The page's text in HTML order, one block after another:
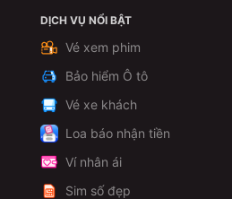
Xem chi tiếtDỊCH VỤ NỔI BẬT
Vé xem phim
Bảo hiểm Ô tô
Vé xe khách
Loa báo nhận tiền
Ví nhân ái
Sim số đẹp